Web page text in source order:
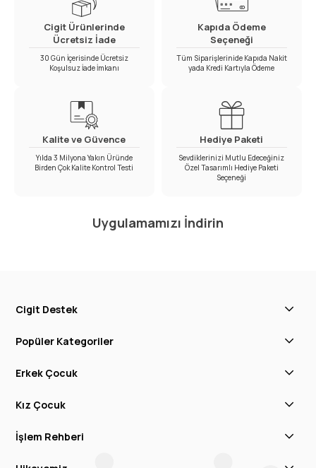
Cigit Ürünlerinde
Ücretsiz İade
30 Gün İçerisinde Ücretsiz
Koşulsuz İade İmkanı
Kapıda Ödeme
Seçeneği
Tüm Siparişlerinide Kapıda Nakit
yada Kredi Kartıyla Ödeme
Kalite ve Güvence
Yılda 3 Milyona Yakın Üründe
Birden Çok Kalite Kontrol Testi
Hediye Paketi
Sevdiklerinizi Mutlu Edeceğiniz
Özel Tasarımlı Hediye Paketi
Seçeneği
Uygulamamızı İndirin
Cigit Destek
Popüler Kategoriler
Erkek Çocuk
Kız Çocuk
İşlem Rehberi